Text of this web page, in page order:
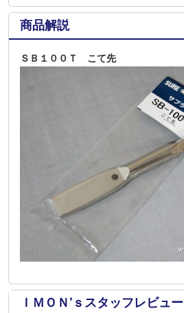
商品解説
ＳＢ１００Ｔ こて先
ＩＭＯＮ’ｓスタッフレビュー